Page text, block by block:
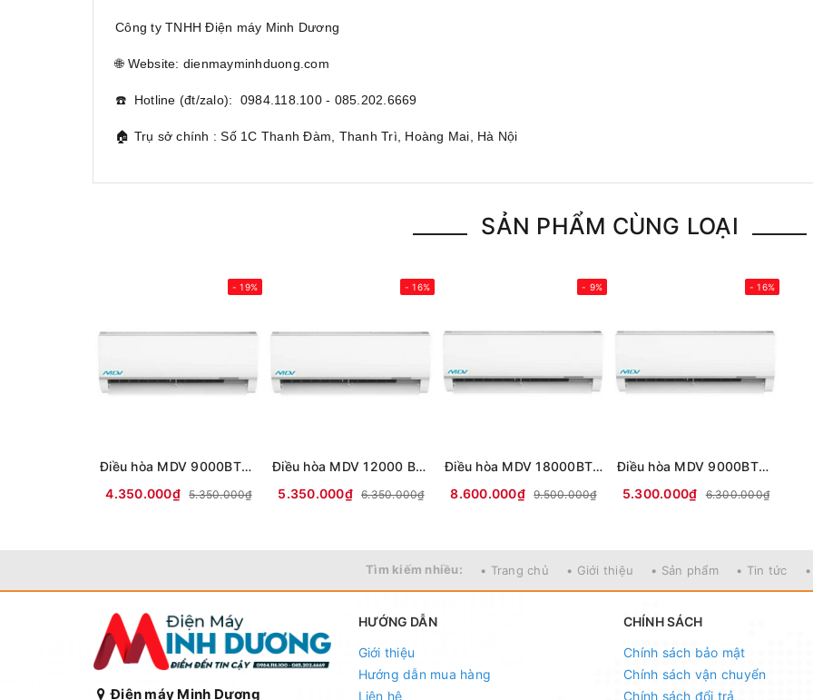
Công ty TNHH Điện máy Minh Dương
🌐 Website: dienmayminhduong.com
☎️ Hotline (đt/zalo): 0984.118.100 - 085.202.6669
🏠 Trụ sở chính : Số 1C Thanh Đàm, Thanh Trì, Hoàng Mai, Hà Nội
SẢN PHẨM CÙNG LOẠI
- 19%
Điều hòa MDV 9000BTU 1 chiều thường MDVF-10CRN8
4.350.000₫
5.350.000₫
- 16%
Điều hòa MDV 12000 BTU 1 chiều thường MDVF-13CRN8
5.350.000₫
6.350.000₫
- 9%
Điều hòa MDV 18000BTU 1 chiều thường MDVF-18CRN8
8.600.000₫
9.500.000₫
- 16%
Điều hòa MDV 9000BTU 1 chiều Inverter MDVG-10CRN8
5.300.000₫
6.300.000₫
Tìm kiếm nhiều: • Trang chủ • Giới thiệu • Sản phẩm • Tin tức
Điện máy Minh Dương
HƯỚNG DẪN
Giới thiệu
Hướng dẫn mua hàng
Liên hệ
CHÍNH SÁCH
Chính sách bảo mật
Chính sách vận chuyển
Chính sách đổi trả